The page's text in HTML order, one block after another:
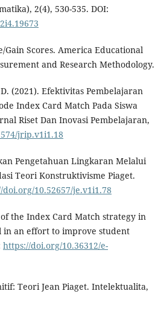
2(4), 530-535. DOI:
Gain Scores. America Educational
and Research Methodology.
(2021). Efektivitas Pembelajaran
Index Card Match Pada Siswa
Riset Dan Inovasi Pembelajaran,
jrip.v1i1.18
Pengetahuan Lingkaran Melalui
Teori Konstruktivisme Piaget.
10.52657/je.v1i1.78
the Index Card Match strategy in
an effort to improve student
https://doi.org/10.36312/e-
Teori Jean Piaget. Intelektualita,